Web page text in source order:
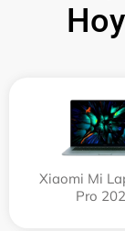
Xiaomi Mi
Pro